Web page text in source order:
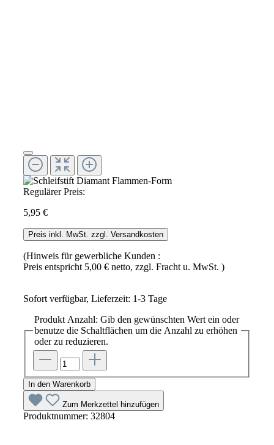
Regulärer Preis:
5,95 €
Preis inkl. MwSt. zzgl. Versandkosten
(Hinweis für gewerbliche Kunden :
Preis entspricht 5,00 € netto, zzgl. Fracht u. MwSt. )
Sofort verfügbar, Lieferzeit: 1-3 Tage
Produkt Anzahl: Gib den gewünschten Wert ein oder
benutze die Schaltflächen um die Anzahl zu erhöhen
oder zu reduzieren.
In den Warenkorb
Zum Merkzettel hinzufügen
Produktnummer: 32804